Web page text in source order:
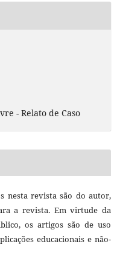
- Relato de Caso
nesta revista são do autor,
a revista. Em virtude da
os artigos são de uso
educacionais e não-